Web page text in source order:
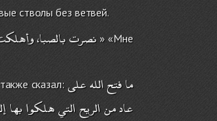
стволы без ветвей.
نصرتبالصبا،
» «Мне
также сказал: مافتحاللهعلى
عادمنالريحالتيهلكوابها